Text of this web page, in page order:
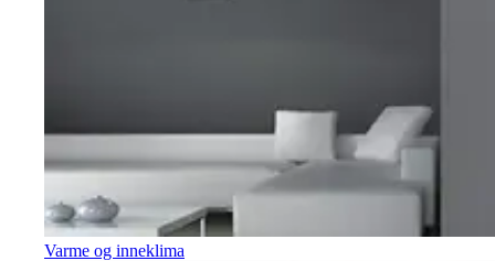
Varme og inneklima